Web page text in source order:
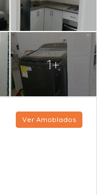
1+
Ver Amoblados